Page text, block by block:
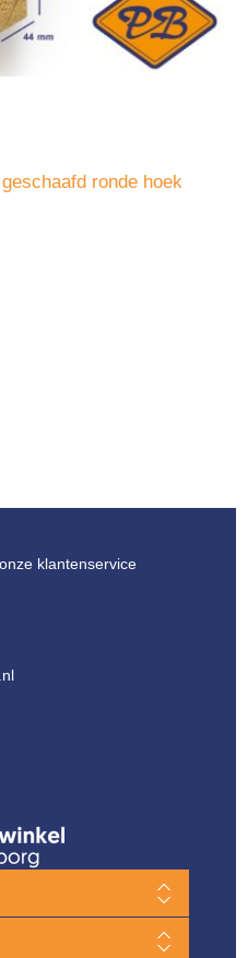
ronde hoek
klantenservice